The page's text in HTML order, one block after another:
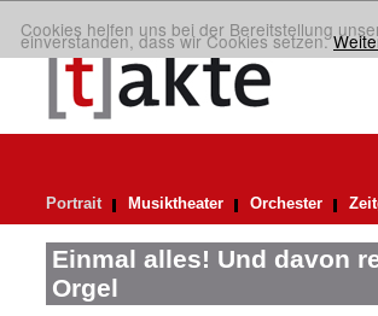
Cookies helfen uns bei der Bereitstellung
einverstanden, dass wir Cookies setzen.
Portrait Musiktheater Orchester
Einmal alles! Und davon
Orgel